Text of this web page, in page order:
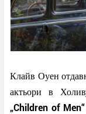
Клайв Оуен
актьори в
„Children of Men“